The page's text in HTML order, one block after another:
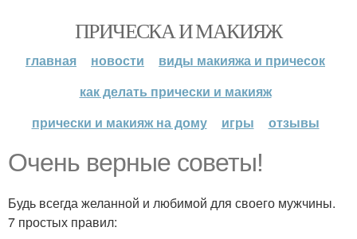
ПРИЧЕСКА И МАКИЯЖ
главная новости
виды макияжа и причесок
как делать прически и макияж
прически и макияж на дому
игры отзывы
Очень верные советы!
Будь всегда желанной и любимой для своего мужчины.
7 простых правил: